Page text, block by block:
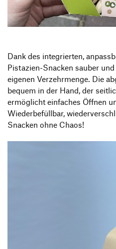
Transfer und Kooperation
Produktgestaltung B.A.
Strategische Gestaltung M.A.
Dank des integrierten,
Pistazien-Snacken sauber
eigenen Verzehrmenge. Die
bequem in der Hand, der
ermöglicht einfaches Öffnen
Wiederbefüllbar,
Snacken ohne Chaos!